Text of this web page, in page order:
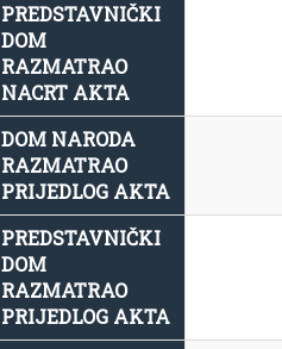
PREDSTAVNIČKI
DOM
RAZMATRAO
NACRT AKTA
DOM NARODA
RAZMATRAO
PRIJEDLOG AKTA
PREDSTAVNIČKI
DOM
RAZMATRAO
PRIJEDLOG AKTA